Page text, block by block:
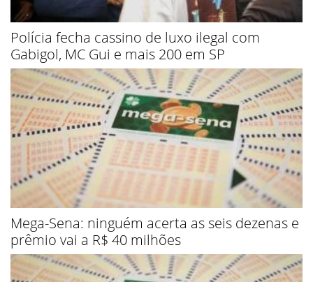
Polícia fecha cassino de luxo ilegal com
Gabigol, MC Gui e mais 200 em SP
Mega-Sena: ninguém acerta as seis dezenas e
prêmio vai a R$ 40 milhões